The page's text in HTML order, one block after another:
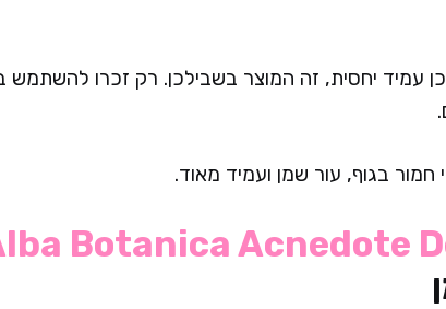
עמיד יחסית, זה המוצר בשבילכן. רק זכרו להשתמש
חמור בגוף, עור שמן ועמיד מאוד.
Botanica Acnedote